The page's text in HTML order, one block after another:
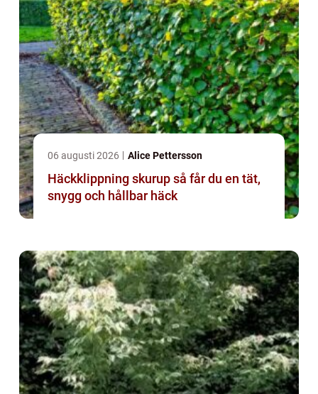
06 augusti 2026 Alice Pettersson
Häckklippning skurup så får du en tät,
snygg och hållbar häck